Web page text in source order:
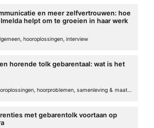
en meer zelfvertrouwen: hoe
helpt om te groeien in haar werk
hooroplossingen, interview
horende tolk gebarentaal: wat is het
algemeen, hooroplossingen, hoorproblemen, samenleving & maatschappij
met gebarentolk voortaan op